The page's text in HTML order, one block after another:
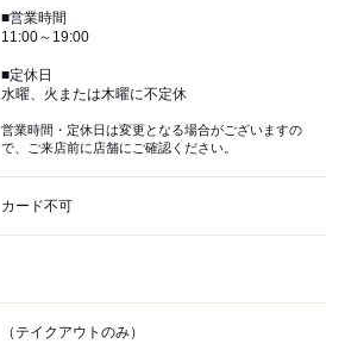
■営業時間
11:00～19:00
■定休日
水曜、火または木曜に不定休
営業時間・定休日は変更となる場合がございますの
で、ご来店前に店舗にご確認ください。
カード不可
（テイクアウトのみ）